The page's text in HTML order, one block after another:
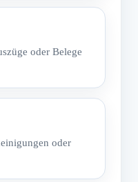
oder Belege
oder